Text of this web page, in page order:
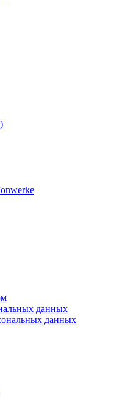
данных
данных